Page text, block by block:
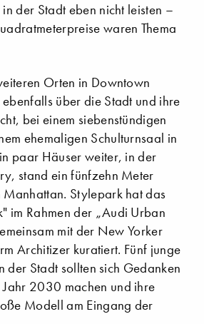
der Stadt eben nicht leisten –
waren Thema
Orten in Downtown
über die Stadt und ihre
bei einem siebenstündigen
ehemaligen Schulturnsaal in
paar Häuser weiter, in der
stand ein fünfzehn Meter
Stylepark hat das
im Rahmen der „Audi Urban
mit der New Yorker
Architizer kuratiert. Fünf junge
der Stadt sollten sich Gedanken
2030 machen und ihre
Modell am Eingang der